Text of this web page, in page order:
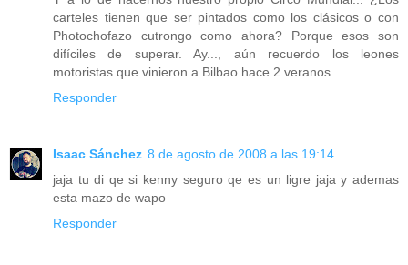
carteles tienen que ser pintados como los clásicos o con
Photochofazo cutrongo como ahora? Porque esos son
difíciles de superar. Ay..., aún recuerdo los leones
motoristas que vinieron a Bilbao hace 2 veranos...
Responder
Isaac Sánchez 8 de agosto de 2008 a las 19:14
jaja tu di qe si kenny seguro qe es un ligre jaja y ademas
esta mazo de wapo
Responder